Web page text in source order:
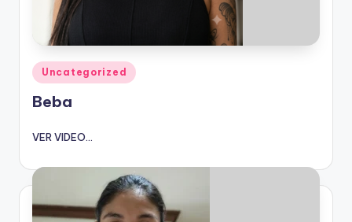
Publicado
en
Uncategorized
Beba
VER VIDEO...